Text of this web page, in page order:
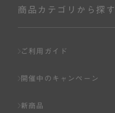
商品カテゴリから探す
ご利用ガイド
開催中のキャンペーン
新商品